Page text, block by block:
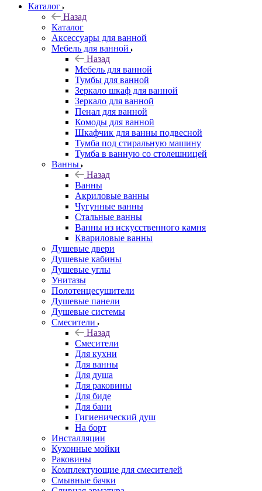
Каталог
Назад
Каталог
Аксессуары для ванной
Мебель для ванной
Назад
Мебель для ванной
Тумбы для ванной
Зеркало шкаф для ванной
Зеркало для ванной
Пенал для ванной
Комоды для ванной
Шкафчик для ванны подвесной
Тумба под стиральную машину
Тумба в ванную со столешницей
Ванны
Назад
Ванны
Акриловые ванны
Чугунные ванны
Стальные ванны
Ванны из искусственного камня
Квариловые ванны
Душевые двери
Душевые кабины
Душевые углы
Унитазы
Полотенцесушители
Душевые панели
Душевые системы
Смесители
Назад
Смесители
Для кухни
Для ванны
Для душа
Для раковины
Для биде
Для бани
Гигиенический душ
На борт
Инсталляции
Кухонные мойки
Раковины
Комплектующие для смесителей
Смывные бачки